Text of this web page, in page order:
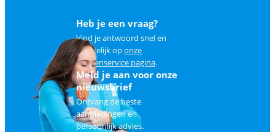
Heb je een vraag?
Vind je antwoord snel en
makkelijk oponze
klantenservice pagina.
Meld je aan voor onze
nieuwsbrief
Ontvang de beste
aanbiedingen en
persoonlijk advies.